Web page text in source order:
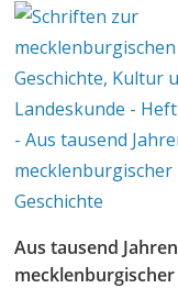
Aus tausend Jahren
mecklenburgischer